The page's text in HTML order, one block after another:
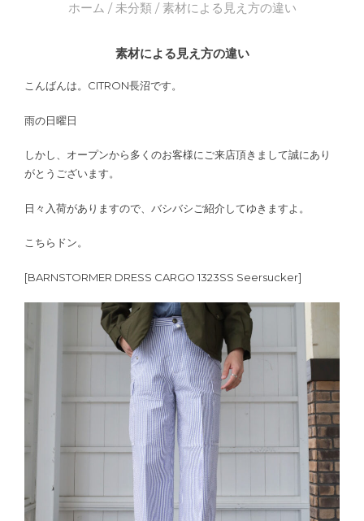
ホーム / 未分類/ 素材による見え方の違い
素材による見え方の違い
こんばんは。CITRON長沼です。
雨の日曜日
しかし、オープンから多くのお客様にご来店頂きまして誠にあり
がとうございます。
日々入荷がありますので、バシバシご紹介してゆきますよ。
こちらドン。
[BARNSTORMER DRESS CARGO 1323SS Seersucker]